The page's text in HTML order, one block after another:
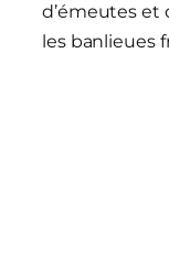
d’émeutes et
les banlieues